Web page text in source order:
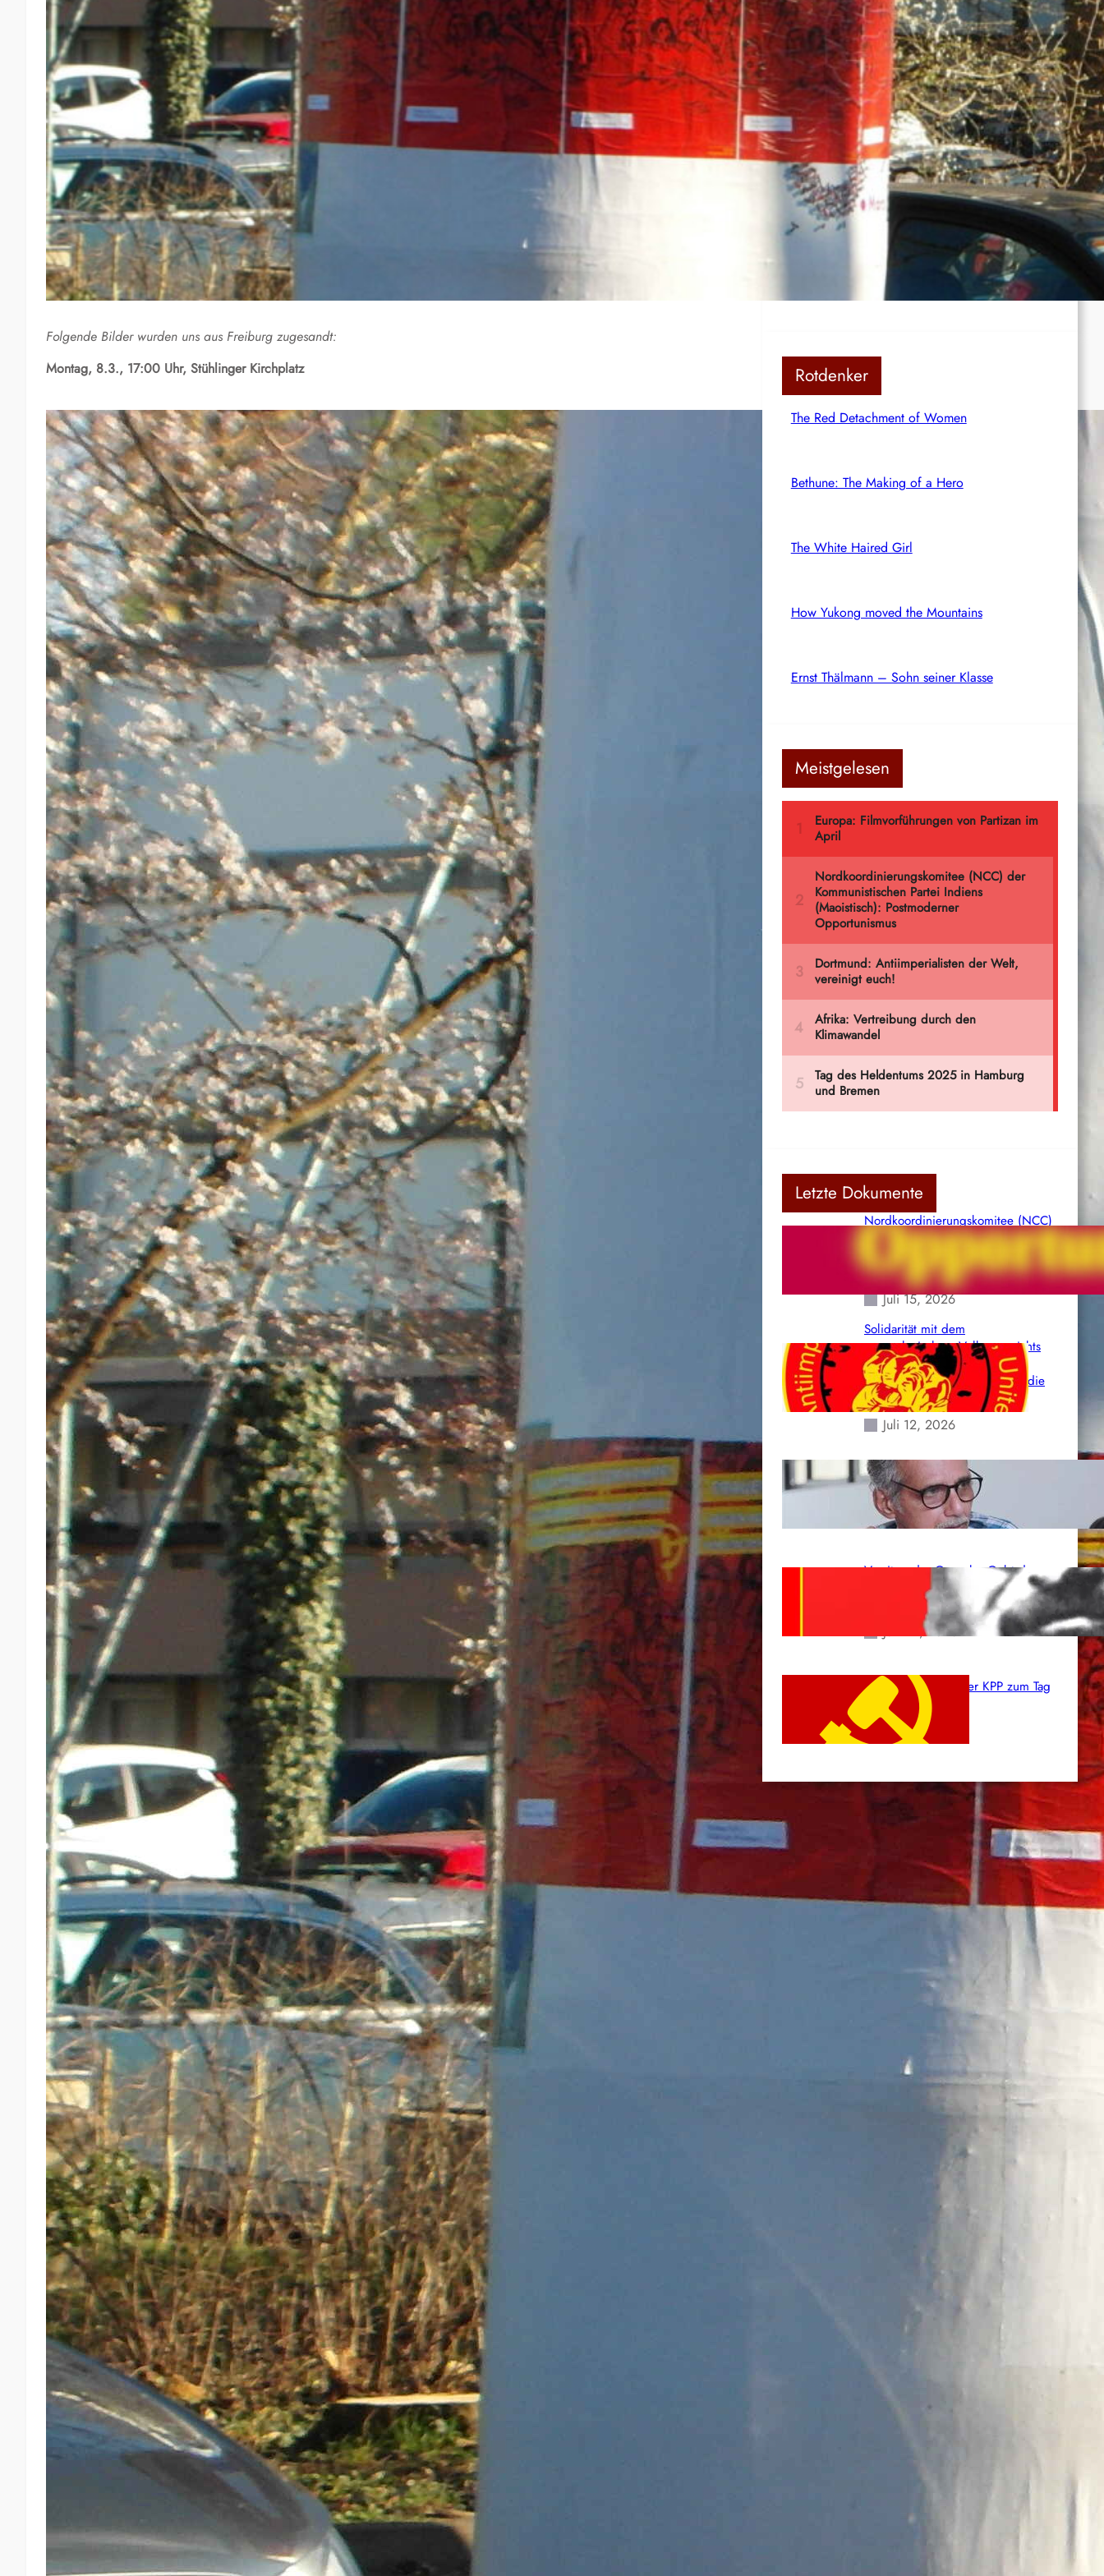
Folgende Bilder wurden uns aus Freiburg zugesandt:
Montag, 8.3., 17:00 Uhr, Stühlinger Kirchplatz
Rote Post #86
Rote Post #85
ROTE FAHNGastbeitrag: Völkerrecht als
Maximalkonsens, der auch zu weit geht
USA: Autumn Hill prangert ihre politische
Verurteilung zu 50 Jahren Haft wegen ihres
Kampfes gegen die ICE an
Rotdenker
The Red Detachment of Women
Bethune: The Making of a Hero
The White Haired Girl
How Yukong moved the Mountains
Ernst Thälmann – Sohn seiner Klasse
Meistgelesen
Letzte Dokumente
Nordkoordinierungskomitee (NCC)
der Kommunistischen Partei Indiens
(Maoistisch): Postmoderner
Opportunismus
Juli 15, 2026
Solidarität mit dem
venezolanischem Volk angesichts
der verlorenen Leben und der
katastrophalen Situation durch die
Erdbeben des 24. Juni!
Juli 12, 2026
Indien: „Die Politik der
Kapitulation“ von K. Murali (Ajith)
Juli 1, 2026
Vorsitzender Gonzalo: Gebt das
Leben für die Partei und die
Juni 19, 2026
Beschluss des ZK der KPP zum Tag
des Heldentums
Juni 19, 2026